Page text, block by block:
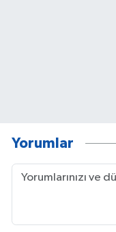
Yorumlar